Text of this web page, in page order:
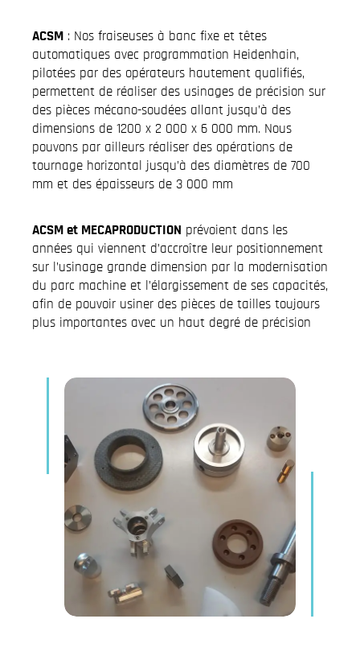
ACSM : Nos fraiseuses à banc fixe et têtes
automatiques avec programmation Heidenhain,
pilotées par des opérateurs hautement qualifiés,
permettent de réaliser des usinages de précision sur
des pièces mécano-soudées allant jusqu’à des
dimensions de 1200 x 2 000 x 6 000 mm. Nous
pouvons par ailleurs réaliser des opérations de
tournage horizontal jusqu’à des diamètres de 700
mm et des épaisseurs de 3 000 mm
ACSM et MECAPRODUCTION prévoient dans les
années qui viennent d’accroître leur positionnement
sur l’usinage grande dimension par la modernisation
du parc machine et l’élargissement de ses capacités,
afin de pouvoir usiner des pièces de tailles toujours
plus importantes avec un haut degré de précision